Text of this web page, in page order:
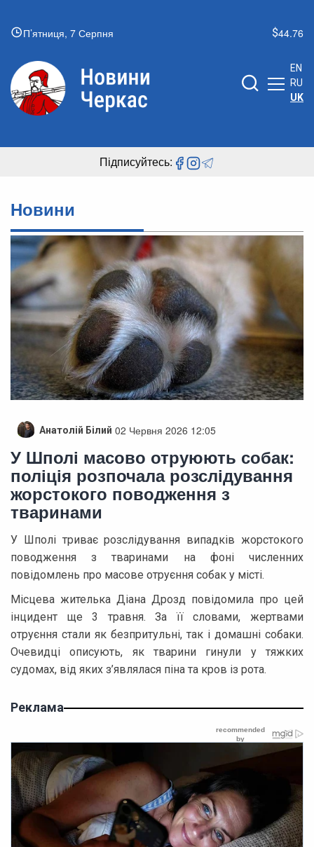
П’ятниця, 7 Серпня 44.76
EN
RU
UK
Підписуйтесь:
Новини
Анатолій Білий 02 Червня 2026 12:05
У Шполі масово отруюють собак:
поліція розпочала розслідування
жорстокого поводження з
тваринами
У Шполі триває розслідування випадків жорстокого
поводження з тваринами на фоні численних
повідомлень про масове отруєння собак у місті.
Місцева жителька Діана Дрозд повідомила про цей
інцидент ще 3 травня. За її словами, жертвами
отруєння стали як безпритульні, так і домашні собаки.
Очевидці описують, як тварини гинули у тяжких
судомах, від яких з’являлася піна та кров із рота.
Реклама